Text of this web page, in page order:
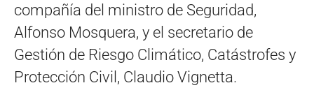
compañía del ministro de Seguridad,
Alfonso Mosquera, y el secretario de
Gestión de Riesgo Climático, Catástrofes y
Protección Civil, Claudio Vignetta.